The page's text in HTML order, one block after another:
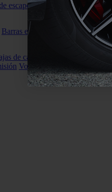
escape Filtros de partículas
Barras estabilizadoras Bieletas y
de cambios automáticas
Volantes de motor